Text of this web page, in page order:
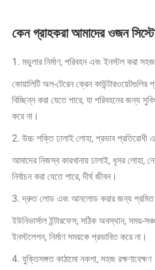
কেন গ্রাহকরা আমাদের ওজন
1. মডুলার নির্মাণ, পরিবহন এবং ইনস্টল করা সহজ
কোয়ালিটি অল-টেরেন ক্রেন কাউন্টারওয়েটগুলির
বিচ্ছিন্ন করা যেতে পারে, যা পরিবহনের জন্য
করে না।
2. উচ্চ শক্তি ঢালাই লোহা, প্রভাব প্রতিরোধী
আমাদের নিজস্ব কারখানায় ঢালাই, ধূসর লোহা,
নির্বাচন করা যেতে পারে, দীর্ঘ জীবন।
3. দ্রুত লোড এবং আনলোড করার জন্য প্রমিত
ইউনিভার্সাল ইন্টারফেস, সঠিক অবস্থান, সময়-
ইনস্টলেশন, নির্মাণ সময়কে প্রভাবিত করে না।
4. যুক্তিসঙ্গত কাঠামো নকশা, সহজ রক্ষণাবেক্ষণ